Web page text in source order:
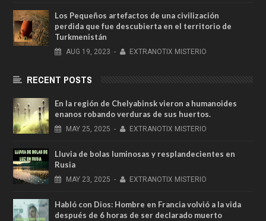
Los Pequeños artefactos de una civilización
perdida que fue descubierta en el territorio de
Turkmenistán
AUG 19, 2023 - EXTRANOTIX MISTERIO
RECENT POSTS
En la región de Chelyabinsk vieron a humanoides
enanos robando verduras de sus huertos.
MAY 25, 2025 - EXTRANOTIX MISTERIO
Lluvia de bolas luminosas y resplandecientes en
Rusia
MAY 23, 2025 - EXTRANOTIX MISTERIO
Habló con Dios: Hombre en Francia volvió a la vida
después de 6 horas de ser declarado muerto